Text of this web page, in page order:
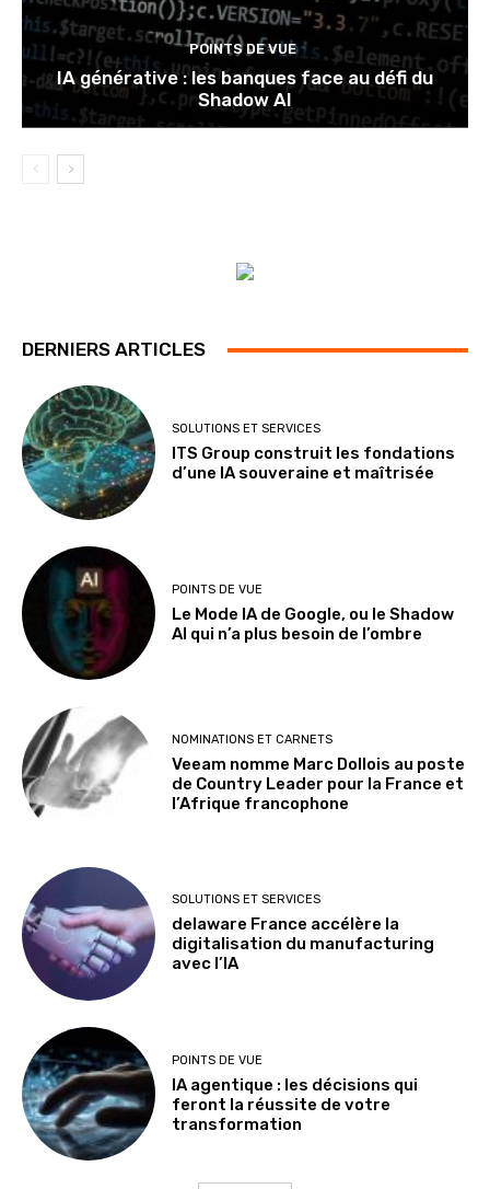
POINTS DE VUE
IA générative : les banques face au défi du
Shadow AI
DERNIERS ARTICLES
SOLUTIONS ET SERVICES
ITS Group construit les fondations
d’une IA souveraine et maîtrisée
POINTS DE VUE
Le Mode IA de Google, ou le Shadow
AI qui n’a plus besoin de l’ombre
NOMINATIONS ET CARNETS
Veeam nomme Marc Dollois au poste
de Country Leader pour la France et
l’Afrique francophone
SOLUTIONS ET SERVICES
delaware France accélère la
digitalisation du manufacturing
avec l’IA
POINTS DE VUE
IA agentique : les décisions qui
feront la réussite de votre
transformation